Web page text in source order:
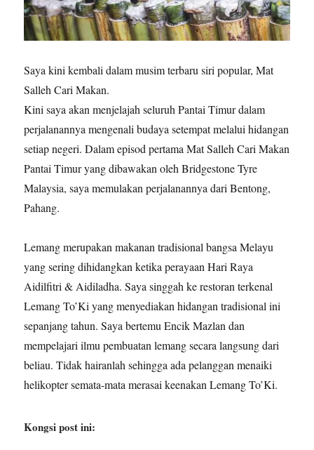
Saya kini kembali dalam musim terbaru siri popular, Mat
Salleh Cari Makan.
Kini saya akan menjelajah seluruh Pantai Timur dalam
perjalanannya mengenali budaya setempat melalui hidangan
setiap negeri. Dalam episod pertama Mat Salleh Cari Makan
Pantai Timur yang dibawakan oleh Bridgestone Tyre
Malaysia, saya memulakan perjalanannya dari Bentong,
Pahang.
Lemang merupakan makanan tradisional bangsa Melayu
yang sering dihidangkan ketika perayaan Hari Raya
Aidilfitri & Aidiladha. Saya singgah ke restoran terkenal
Lemang To’Ki yang menyediakan hidangan tradisional ini
sepanjang tahun. Saya bertemu Encik Mazlan dan
mempelajari ilmu pembuatan lemang secara langsung dari
beliau. Tidak hairanlah sehingga ada pelanggan menaiki
helikopter semata-mata merasai keenakan Lemang To’Ki.
Kongsi post ini: